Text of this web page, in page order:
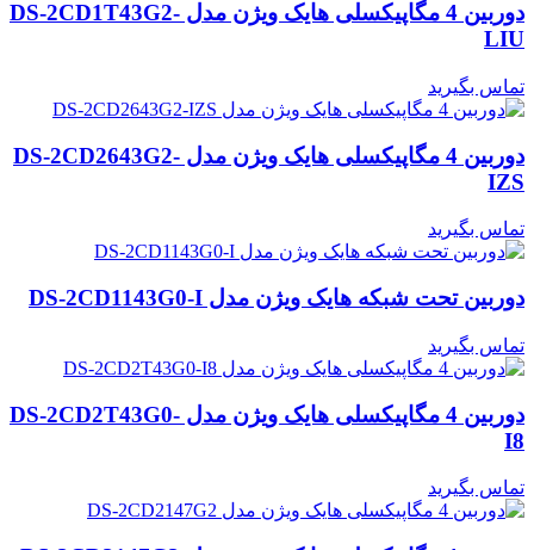
دوربین 4 مگاپیکسلی هایک ویژن مدل DS-2CD1T43G2-
LIU
تماس بگیرید
دوربین 4 مگاپیکسلی هایک ویژن مدل DS-2CD2643G2-
IZS
تماس بگیرید
دوربین تحت شبکه هایک ویژن مدل DS-2CD1143G0-I
تماس بگیرید
دوربین 4 مگاپیکسلی هایک ویژن مدل DS-2CD2T43G0-
I8
تماس بگیرید